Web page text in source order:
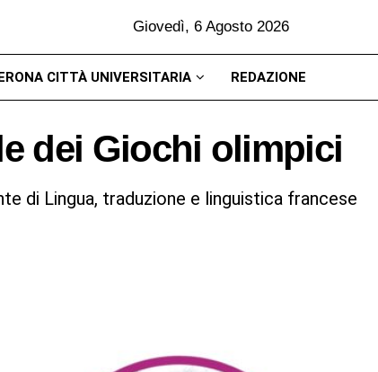
Giovedì, 6 Agosto 2026
CITTÀ UNIVERSITARIA REDAZIONE
dei Giochi olimpici
di Lingua, traduzione e linguistica francese